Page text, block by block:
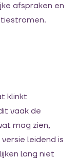
afspraken en
klinkt
vaak de
mag zien,
leidend is
lang niet